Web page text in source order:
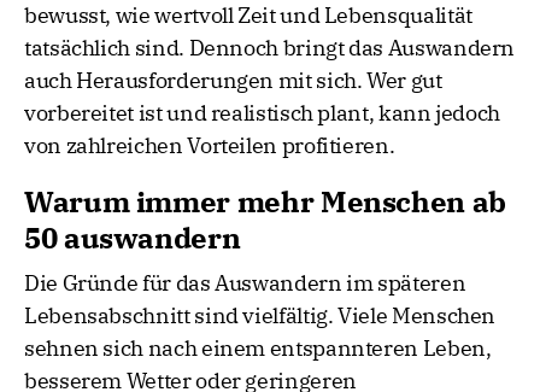
bewusst, wie wertvoll Zeit und Lebensqualität
tatsächlich sind. Dennoch bringt das Auswandern
auch Herausforderungen mit sich. Wer gut
vorbereitet ist und realistisch plant, kann jedoch
von zahlreichen Vorteilen profitieren.
Warum immer mehr Menschen ab
50 auswandern
Die Gründe für das Auswandern im späteren
Lebensabschnitt sind vielfältig. Viele Menschen
sehnen sich nach einem entspannteren Leben,
besserem Wetter oder geringeren